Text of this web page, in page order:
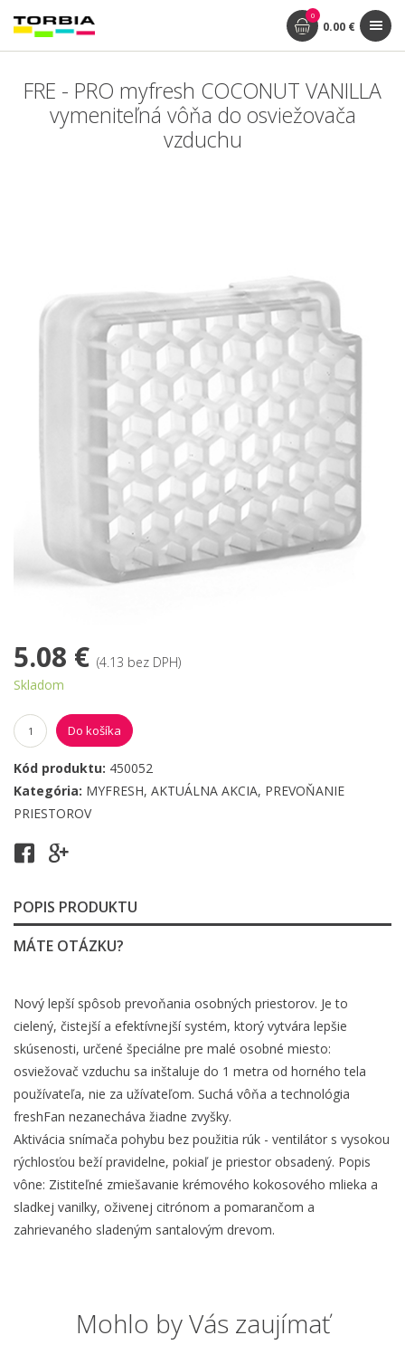
0
0.00 €
FRE - PRO myfresh COCONUT VANILLA
vymeniteľná vôňa do osviežovača
vzduchu
5.08 € (4.13 bez DPH)
Skladom
Do košíka
Kód produktu: 450052
Kategória: MYFRESH, AKTUÁLNA AKCIA, PREVOŇANIE
PRIESTOROV
POPIS PRODUKTU
MÁTE OTÁZKU?
Nový lepší spôsob prevoňania osobných priestorov. Je to
cielený, čistejší a efektívnejší systém, ktorý vytvára lepšie
skúsenosti, určené špeciálne pre malé osobné miesto:
osviežovač vzduchu sa inštaluje do 1 metra od horného tela
používateľa, nie za užívateľom. Suchá vôňa a technológia
freshFan nezanecháva žiadne zvyšky.
Aktivácia snímača pohybu bez použitia rúk - ventilátor s vysokou
rýchlosťou beží pravidelne, pokiaľ je priestor obsadený. Popis
vône: Zistiteľné zmiešavanie krémového kokosového mlieka a
sladkej vanilky, oživenej citrónom a pomarančom a
zahrievaného sladeným santalovým drevom.
Mohlo by Vás zaujímať